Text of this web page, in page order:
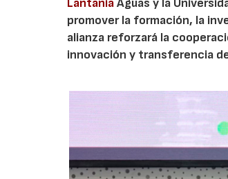
LantaniaAguas y la
promover la formación, la
alianza reforzará la
innovación y transferencia